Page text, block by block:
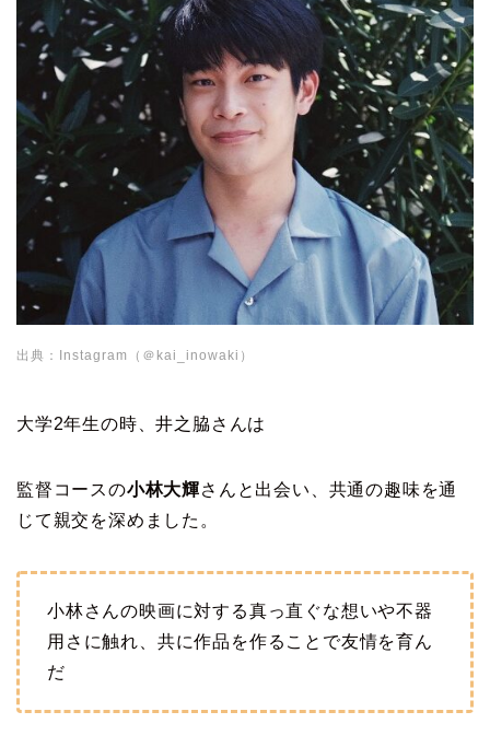
出典：Instagram（＠kai_inowaki）
大学2年生の時、井之脇さんは
監督コースの小林大輝さんと出会い、共通の趣味を通
じて親交を深めました。
小林さんの映画に対する真っ直ぐな想いや不器
用さに触れ、共に作品を作ることで友情を育ん
だ